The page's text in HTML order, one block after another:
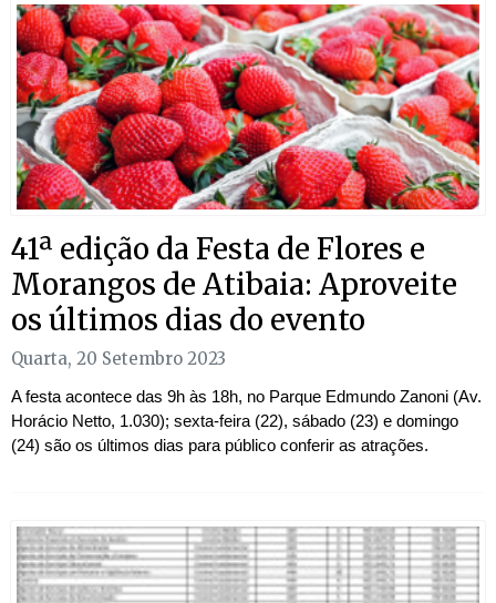
41ª edição da Festa de Flores e
Morangos de Atibaia: Aproveite
os últimos dias do evento
Quarta, 20 Setembro 2023
A festa acontece das 9h às 18h, no Parque Edmundo Zanoni (Av.
Horácio Netto, 1.030); sexta-feira (22), sábado (23) e domingo
(24) são os últimos dias para público conferir as atrações.